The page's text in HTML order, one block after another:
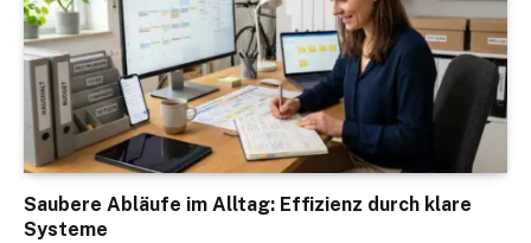
Saubere Abläufe im Alltag: Effizienz durch klare
Systeme